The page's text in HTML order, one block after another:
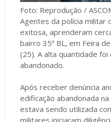
Foto: Reprodução /
Agentes da polícia militar
exitosa, aprenderam
bairro 35º BL, em Feira
(25). A alta quantidade
abandonado.
Após receber denúncia
edificação abandonada na
estava sendo utilizada
militares iniciaram